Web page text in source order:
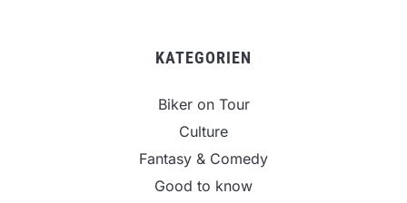
KATEGORIEN
Biker on Tour
Culture
Fantasy & Comedy
Good to know